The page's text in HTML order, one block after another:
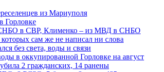
из Мариуполя
Горловке
СНБО в СВР, Клименко – из МВД в СНБО
сам же не написал ни слова
без света, воды и связи
в оккупированной Горловке на август
2 гражданских, 14 ранены